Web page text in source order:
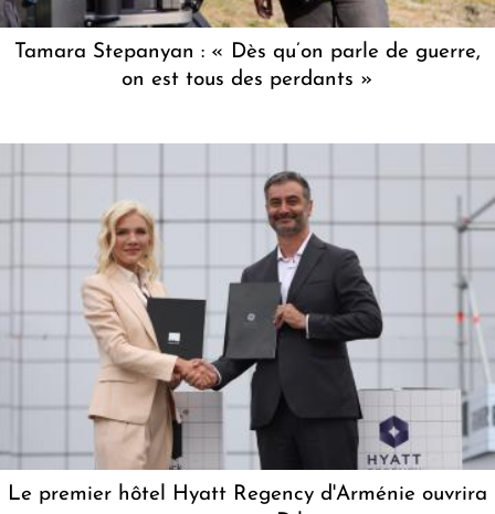
Tamara Stepanyan : « Dès qu’on parle de guerre,
on est tous des perdants »
Le premier hôtel Hyatt Regency d'Arménie ouvrira